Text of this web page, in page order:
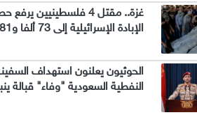
غزة.. مقتل 4 فلسطينيين
الإبادة الإسرائيلية إلى 73 ألفا و381
الحوثيون يعلنون استهداف
النفطية السعودية "وفاء" قبالة